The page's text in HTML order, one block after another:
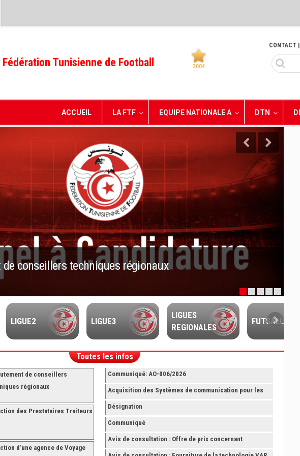
Fédération Tunisienne de Football
CONTACT
ACCUEIL LA FTF EQUIPE NATIONALE A DTN
de conseillers techniques régionaux
3 4 5
LIGUE2 LIGUE3
LIGUES
REGIONALES
FUTSALL
Toutes les infos
de conseillers
régionaux
des Prestataires Traiteurs
d’une agence de Voyage
Communiqué: AO-006/2026
Acquisition des Systèmes de communication pour les
Arbitres Elite
Désignation
Communiqué
Avis de consultation : Offre de prix concernant
fourniture avec montage et finition de RAYONNAGES